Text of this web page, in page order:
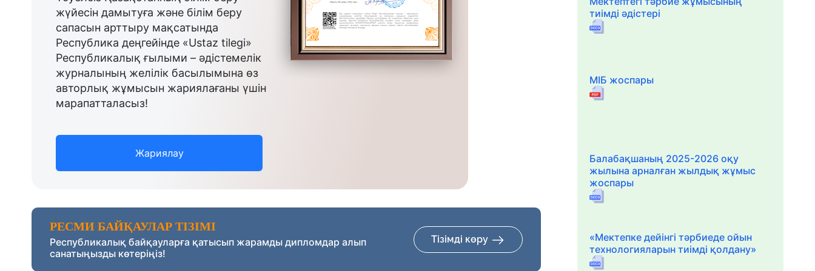
жүйесін дамытуға және білім беру
сапасын арттыру мақсатында
Республика деңгейінде «Ustaz tilegi»
Республикалық ғылыми – әдістемелік
журналының желілік басылымына өз
авторлық жұмысын жариялағаны үшін
марапатталасыз!
Жариялау
РЕСМИ БАЙҚАУЛАР ТІЗІМІ
Республикалық байқауларға қатысып жарамды дипломдар алып
санатыңызды көтеріңіз!
Тізімді көру
тиімді әдістері
МІБ жоспары
Балабақшаның 2025-2026 оқу
жылына арналған жылдық жұмыс
жоспары
«Мектепке дейінгі тәрбиеде ойын
технологияларын тиімді қолдану»